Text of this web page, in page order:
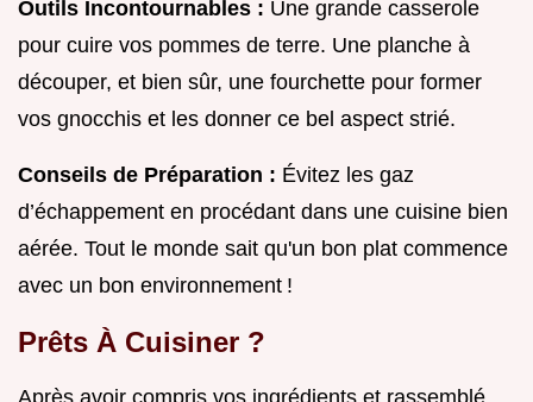
Outils Incontournables : Une grande casserole
pour cuire vos pommes de terre. Une planche à
découper, et bien sûr, une fourchette pour former
vos gnocchis et les donner ce bel aspect strié.
Conseils de Préparation : Évitez les gaz
d’échappement en procédant dans une cuisine bien
aérée. Tout le monde sait qu'un bon plat commence
avec un bon environnement !
Prêts À Cuisiner ?